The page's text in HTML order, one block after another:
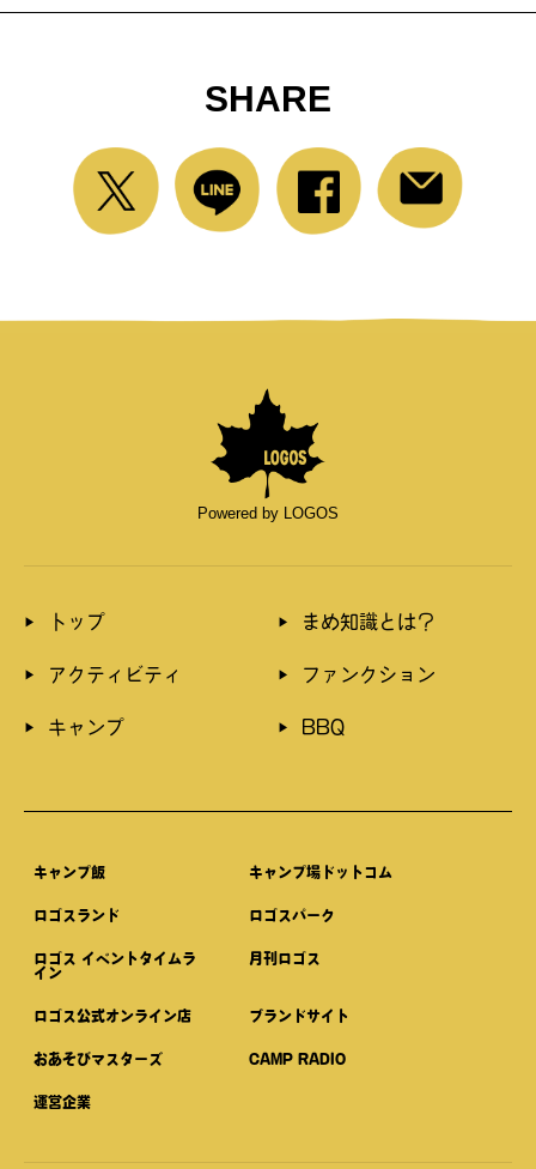
SHARE
トップ まめ知識とは？
アクティビティ ファンクション
キャンプ BBQ
Powered by LOGOS
キャンプ飯 キャンプ場ドットコム
ロゴスランド ロゴスパーク
ロゴス イベントタイムラ
イン
⽉刊ロゴス
ロゴス公式オンライン店 ブランドサイト
おあそびマスターズ CAMP RADIO
運営企業